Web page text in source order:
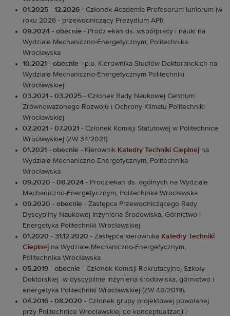
01.2025 - 12.2026 - Członek Academia Profesorum Iuniorum (w
roku 2026 - przewodniczący Prezydium API)
09.2024 - obecnie - Prodziekan ds. współpracy i nauki na
Wydziale Mechaniczno-Energetycznym, Politechnika
Wrocławska
10.2021 - obecnie - p.o. Kierownika Studiów Doktoranckich na
Wydziale Mechaniczno-Energetycznym Politechniki
Wrocławskiej
03.2021 - 03.2025 - Członek Rady Naukowej Centrum
Zrównoważonego Rozwoju i Ochrony Klimatu Politechniki
Wrocławskiej
02.2021 - 07.2021 - Członek Komisji Statutowej w Politechnice
Wrocławskiej (ZW 34/2021)
01.2021 - obecnie - Kierownik Katedry Techniki Cieplnej na
Wydziale Mechaniczno-Energetycznym, Politechnika
Wrocławska
09.2020 - 08.2024 - Prodziekan ds. ogólnych na Wydziale
Mechaniczno-Energetycznym, Politechnika Wrocławska
09.2020 - obecnie - Zastępca Przewodniczącego Rady
Dyscypliny Naukowej Inżynieria Środowiska, Górnictwo i
Energetyka Politechniki Wrocławskiej
01.2020 - 31.12.2020 - Zastępca kierownika Katedry Techniki
Cieplnej na Wydziale Mechaniczno-Energetycznym,
Politechnika Wrocławska
05.2019 - obecnie - Członek Komisji Rekrutacyjnej Szkoły
Doktorskiej w dyscyplinie inżynieria środowiska, górnictwo i
energetyka Politechniki Wrocławskiej (ZW 40/2019).
04.2016 - 08.2020 - Członek grupy projektowej powołanej
przy Politechnice Wrocławskiej do konceptualizacji i